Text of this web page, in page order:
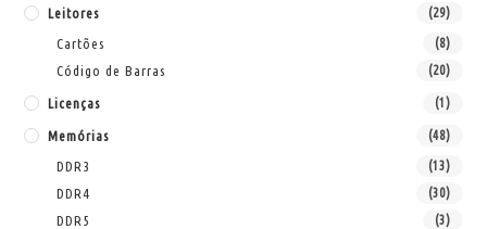
Leitores (29)
Cartões (8)
Código de Barras (20)
Licenças (1)
Memórias (48)
DDR3 (13)
DDR4 (30)
DDR5 (3)